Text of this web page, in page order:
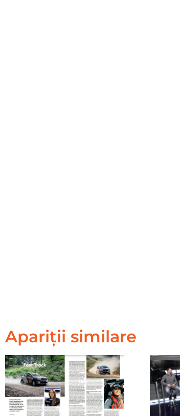
Apariții similare